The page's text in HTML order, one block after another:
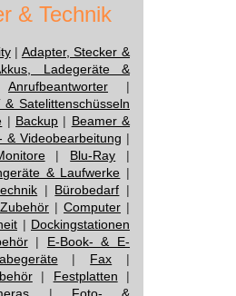
& Technik
| Adapter, Stecker &
Ladegeräte &
Anrufbeantworter |
Satelittenschüsseln
| Backup | Beamer &
& Videobearbeitung |
| Blu-Ray |
& Laufwerke |
| Bürobedarf |
| Computer |
| Dockingstationen
| E-Book- & E-
| Fax |
| Festplatten |